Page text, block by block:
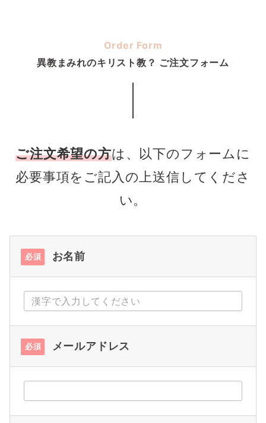
Order Form
異教まみれのキリスト教？ ご注文フォーム
ご注文希望の方は、以下のフォームに
必要事項をご記入の上送信してくださ
い。
必須 お名前
必須 メールアドレス